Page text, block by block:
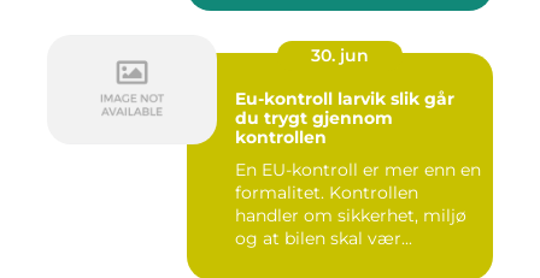
30. jun
Eu-kontroll larvik slik går
du trygt gjennom
kontrollen
En EU-kontroll er mer enn en
formalitet. Kontrollen
handler om sikkerhet, miljø
og at bilen skal vær...